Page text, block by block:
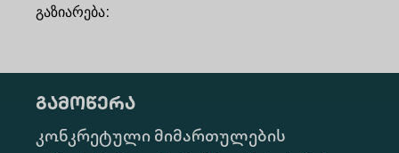
გაზიარება:
გამოწერა
კონკრეტული მიმართულების